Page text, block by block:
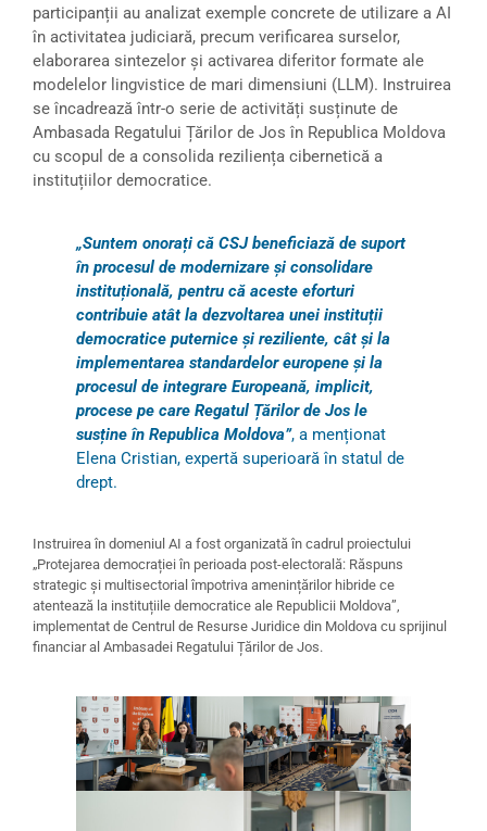
participanții au analizat exemple concrete de utilizare a AI
în activitatea judiciară, precum verificarea surselor,
elaborarea sintezelor și activarea diferitor formate ale
modelelor lingvistice de mari dimensiuni (LLM). Instruirea
se încadrează într-o serie de activități susținute de
Ambasada Regatului Țărilor de Jos în Republica Moldova
cu scopul de a consolida reziliența cibernetică a
instituțiilor democratice.
„Suntem onorați că CSJ beneficiază de suport
în procesul de modernizare și consolidare
instituțională, pentru că aceste eforturi
contribuie atât la dezvoltarea unei instituții
democratice puternice și reziliente, cât și la
implementarea standardelor europene și la
procesul de integrare Europeană, implicit,
procese pe care Regatul Țărilor de Jos le
susține în Republica Moldova”, a menționat
Elena Cristian, expertă superioară în statul de
drept.
Instruirea în domeniul AI a fost organizată în cadrul proiectului
„Protejarea democrației în perioada post-electorală: Răspuns
strategic și multisectorial împotriva amenințărilor hibride ce
atentează la instituțiile democratice ale Republicii Moldova”,
implementat de Centrul de Resurse Juridice din Moldova cu sprijinul
financiar al Ambasadei Regatului Țărilor de Jos.